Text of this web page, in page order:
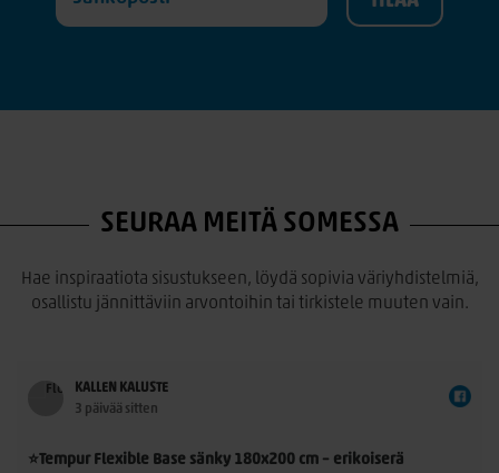
SEURAA MEITÄ SOMESSA
Hae inspiraatiota sisustukseen, löydä sopivia väriyhdistelmiä,
osallistu jännittäviin arvontoihin tai tirkistele muuten vain.
KALLEN KALUSTE
3 päivää sitten
⭐Tempur Flexible Base sänky 180x200 cm – erikoiserä